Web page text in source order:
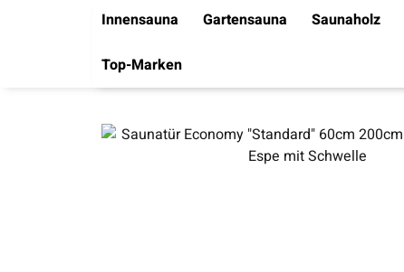
Innensauna Gartensauna Saunaholz
Top-Marken